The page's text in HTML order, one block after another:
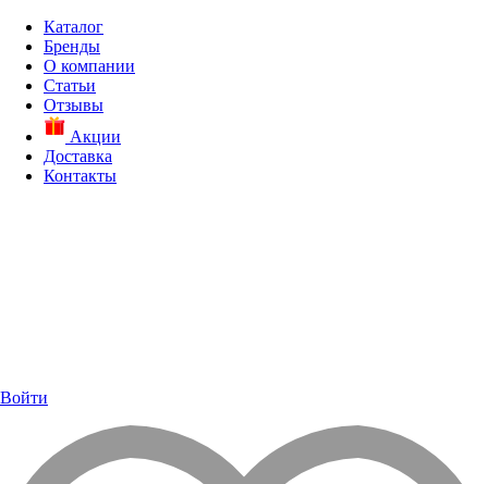
Каталог
Бренды
О компании
Статьи
Отзывы
Акции
Доставка
Контакты
Войти